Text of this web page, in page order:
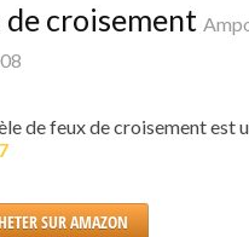
de croisement
de feux de croisement est
SUR AMAZON